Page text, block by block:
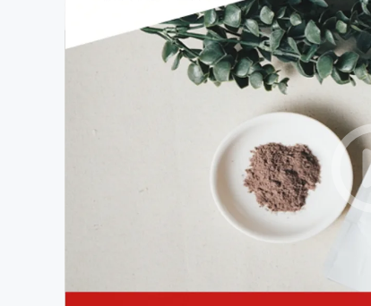
テクノロジー・ガジェット
映像・映画
ビジネス・起業
まちづくり・地域活性化